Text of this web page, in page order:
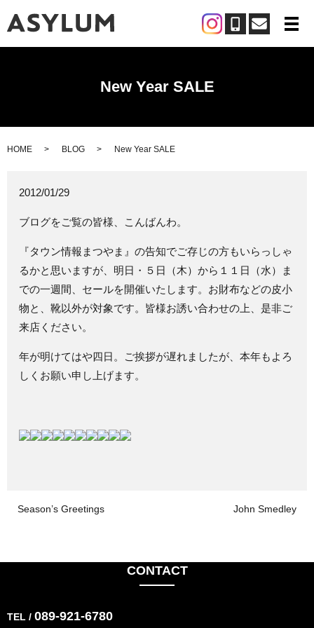
メ
New Year SALE
HOME BLOG New Year SALE
2012/01/29
ブログをご覧の皆様、こんばんわ。
『タウン情報まつやま』の告知でご存じの方もいらっしゃ
るかと思いますが、明日・５日（木）から１１日（水）ま
での一週間、セールを開催いたします。お財布などの皮小
物と、靴以外が対象です。皆様お誘い合わせの上、是非ご
来店ください。
年が明けてはや四日。ご挨拶が遅れましたが、本年もよろ
しくお願い申し上げます。
Season’s Greetings John Smedley
CONTACT
TEL / 089-921-6780